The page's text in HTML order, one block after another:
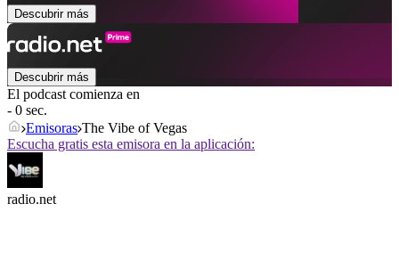
Descubrir más
Descubrir más
El podcast comienza en
- 0 sec.
Emisoras The Vibe of Vegas
Escucha gratis esta emisora en la aplicación:
radio.net